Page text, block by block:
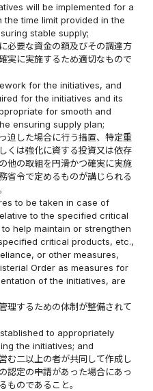
will be implemented for a
time limit provided in the
stable supply;
必要な資金の額及びその調達方
実に実施するため適切なもので
for the initiatives, and
for the initiatives and its
for smooth and
ensuring supply plan;
迫した場合に行う措置、特定重
くは強化に資する投資又は依存
他の取組を円滑かつ確実に実施
省令で定めるものが講じられる
to be taken in case of
to the specified critical
help maintain or strengthen
critical products, etc.,
or other measures,
Order as measures for
of the initiatives, are
理するための体制が整備されて
to appropriately
the initiatives; and
む二以上の者が共同して作成し
認定の申請があった場合にあっ
ものであること。